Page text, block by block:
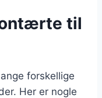
til
forskellige
Her er nogle